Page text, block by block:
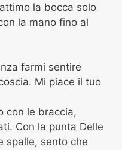
la bocca solo
la mano fino al
farmi sentire
Mi piace il tuo
con le braccia,
Con la punta Delle
spalle, sento che